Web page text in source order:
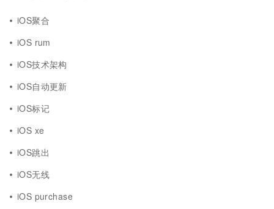
iOS聚合
iOS rum
iOS技术架构
iOS自动更新
iOS标记
iOS xe
iOS跳出
iOS无线
iOS purchase